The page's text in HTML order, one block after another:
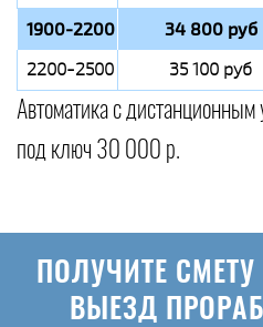
1900-2200 34 800 руб
2200-2500 35 100 руб
Автоматика с
под ключ 30 000 р.
ПОЛУЧИТЕ
ВЫЕЗД